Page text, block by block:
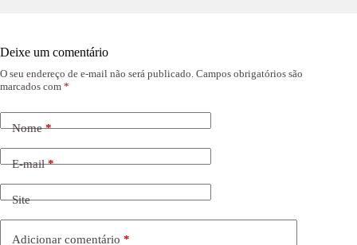
Deixe um comentário
O seu endereço de e-mail não será publicado. Campos obrigatórios são
marcados com *
Nome*
E-mail*
Site
Adicionar comentário *